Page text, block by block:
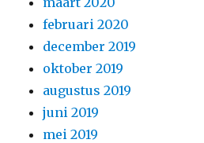
februari 2020
december 2019
oktober 2019
augustus 2019
juni 2019
mei 2019